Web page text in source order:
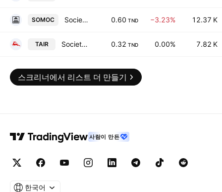
SOMOC Societe moderne de ceramique SA 0.60 TND −3.23% 12.37 K
TAIR Societe Tunisienne de l'Air SA 0.32 TND 0.00% 7.82 K
스크리너에서 리스트 더 만들기
사람이 만든
한국어